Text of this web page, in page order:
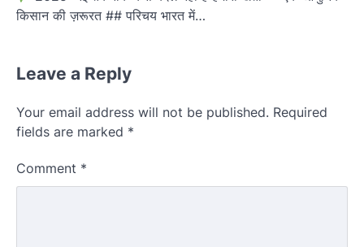
किसान की ज़रूरत ## परिचय भारत में…
Leave a Reply
Your email address will not be published. Required
fields are marked *
Comment *